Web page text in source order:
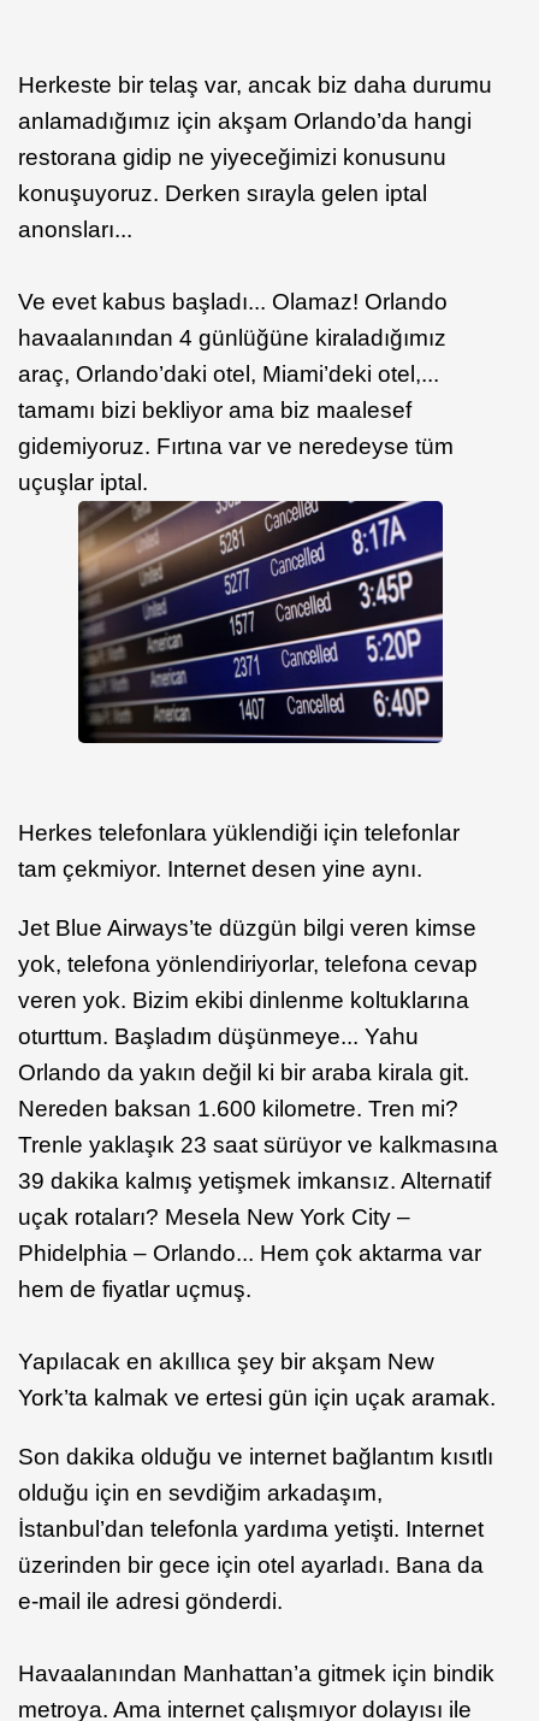
Herkeste bir telaş var, ancak biz daha durumu
anlamadığımız için akşam Orlando’da hangi
restorana gidip ne yiyeceğimizi konusunu
konuşuyoruz. Derken sırayla gelen iptal
anonsları...
Ve evet kabus başladı... Olamaz! Orlando
havaalanından 4 günlüğüne kiraladığımız
araç, Orlando’daki otel, Miami’deki otel,...
tamamı bizi bekliyor ama biz maalesef
gidemiyoruz. Fırtına var ve neredeyse tüm
uçuşlar iptal.
Herkes telefonlara yüklendiği için telefonlar
tam çekmiyor. Internet desen yine aynı.
Jet Blue Airways’te düzgün bilgi veren kimse
yok, telefona yönlendiriyorlar, telefona cevap
veren yok. Bizim ekibi dinlenme koltuklarına
oturttum. Başladım düşünmeye... Yahu
Orlando da yakın değil ki bir araba kirala git.
Nereden baksan 1.600 kilometre. Tren mi?
Trenle yaklaşık 23 saat sürüyor ve kalkmasına
39 dakika kalmış yetişmek imkansız. Alternatif
uçak rotaları? Mesela New York City –
Phidelphia – Orlando... Hem çok aktarma var
hem de fiyatlar uçmuş.
Yapılacak en akıllıca şey bir akşam New
York’ta kalmak ve ertesi gün için uçak aramak.
Son dakika olduğu ve internet bağlantım kısıtlı
olduğu için en sevdiğim arkadaşım,
İstanbul’dan telefonla yardıma yetişti. Internet
üzerinden bir gece için otel ayarladı. Bana da
e-mail ile adresi gönderdi.
Havaalanından Manhattan’a gitmek için bindik
metroya. Ama internet çalışmıyor dolayısı ile